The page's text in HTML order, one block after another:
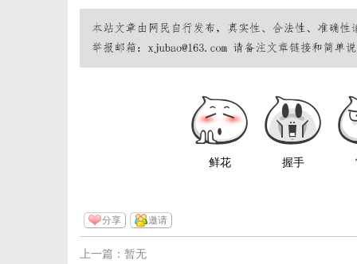
鲜花 握手
分享 邀请
上一篇：暂无